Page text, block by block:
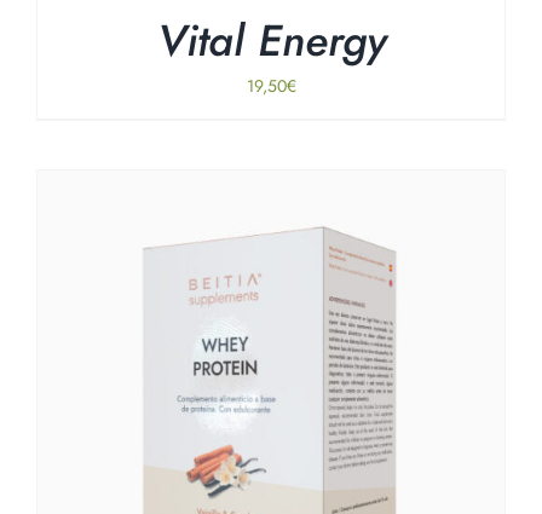
Vital Energy
19,50€